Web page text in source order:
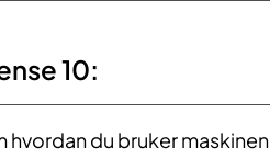
10:
hvordan du bruker maskinen